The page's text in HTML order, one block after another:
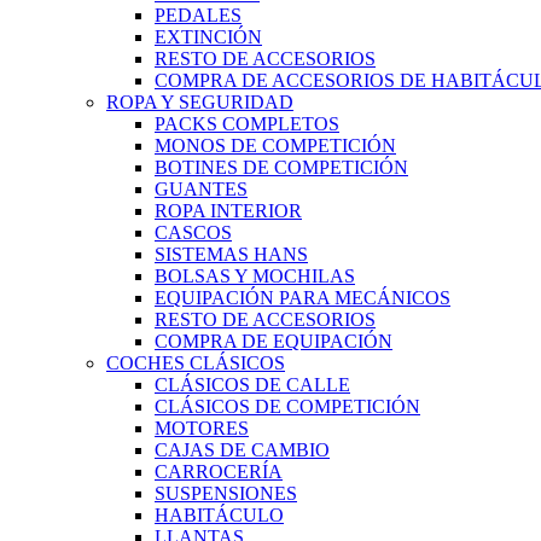
PEDALES
EXTINCIÓN
RESTO DE ACCESORIOS
COMPRA DE ACCESORIOS DE
ROPA Y SEGURIDAD
PACKS COMPLETOS
MONOS DE COMPETICIÓN
BOTINES DE COMPETICIÓN
GUANTES
ROPA INTERIOR
CASCOS
SISTEMAS HANS
BOLSAS Y MOCHILAS
EQUIPACIÓN PARA MECÁNICOS
RESTO DE ACCESORIOS
COMPRA DE EQUIPACIÓN
COCHES CLÁSICOS
CLÁSICOS DE CALLE
CLÁSICOS DE COMPETICIÓN
MOTORES
CAJAS DE CAMBIO
CARROCERÍA
SUSPENSIONES
HABITÁCULO
LLANTAS